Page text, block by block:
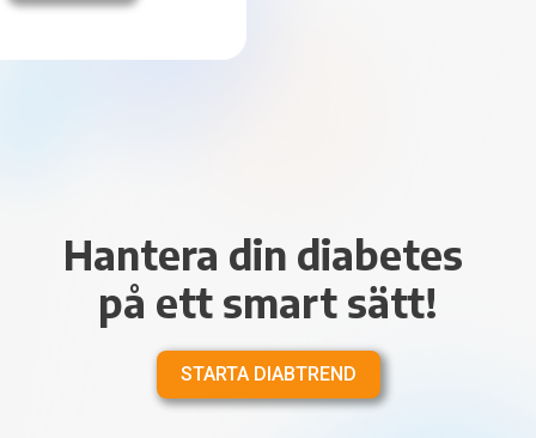
Hantera din diabetes
på ett smart sätt!
STARTA DIABTREND